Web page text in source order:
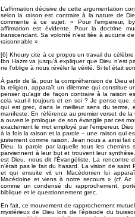
L’affirmation décisive de cette argumentation
selon la raison est contraire à la nature de
commente à ce sujet: « Pour l'empereur,
affirmation est évidente. Pour la doctrine
transcendant. Sa volonté n'est liée à aucune
raisonnable ».
[6] Khoury cite à ce propos un travail du
Ibn Hazm va jusqu'à expliquer que Dieu n'est
ne l'oblige à nous révéler la vérité. Si tel était
À partir de là, pour la compréhension de Dieu
la religion, apparaît un dilemme qui constitue
penser qu'agir de façon contraire à la raison
cela vaut-il toujours et en soi ? Je pense que,
qui est grec, dans le meilleur sens du
manifeste. En référence au premier verset de
a ouvert le prologue de son évangile par ces
exactement le mot employé par l'empereur.
à la fois la raison et la parole – une raison qui
justement comme raison. Jean nous a ainsi
Dieu, la parole par laquelle tous les chemins
parviennent à leur but et trouvent leur
est Dieu, nous dit l'Évangéliste. La rencontre
n'était pas le fait du hasard. La vision de saint
et qui ensuite vit un Macédonien lui
Macédoine et viens à notre secours » (cf.
comme un condensé du rapprochement,
biblique et le questionnement grec.
En fait, ce mouvement de rapprochement
mystérieux de Dieu lors de l’épisode du